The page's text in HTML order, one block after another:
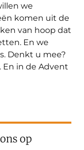
we
komen uit de
van hoop dat
En we
Denkt u mee?
in de Advent
op